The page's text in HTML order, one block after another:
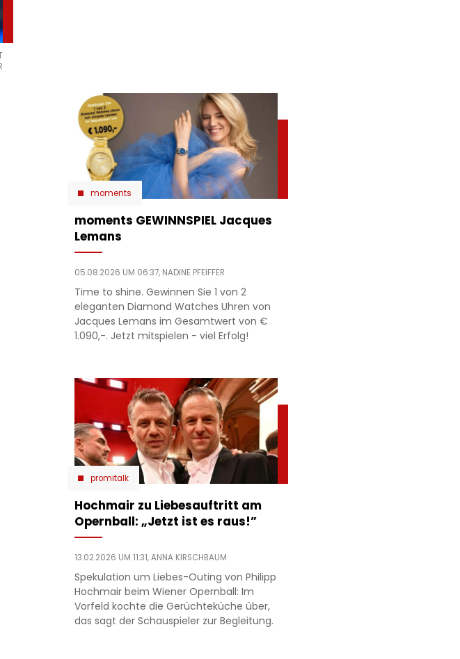
moments
moments GEWINNSPIEL Jacques
Lemans
05.08.2026 UM 06:37, NADINE PFEIFFER
Time to shine. Gewinnen Sie 1 von 2
eleganten Diamond Watches Uhren von
Jacques Lemans im Gesamtwert von €
1.090,-. Jetzt mitspielen - viel Erfolg!
promitalk
Hochmair zu Liebesauftritt am
Opernball: „Jetzt ist es raus!”
13.02.2026 UM 11:31,ANNA KIRSCHBAUM
Spekulation um Liebes-Outing von Philipp
Hochmair beim Wiener Opernball: Im
Vorfeld kochte die Gerüchteküche über,
das sagt der Schauspieler zur Begleitung.